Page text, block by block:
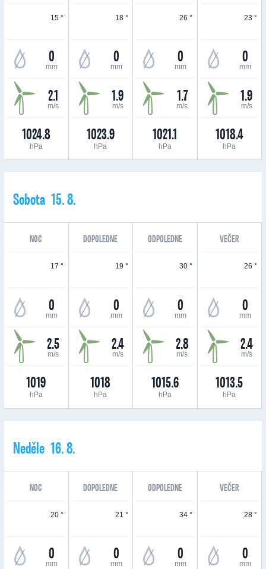
15 °
0
mm
2.1
m/s
1024.8
hPa
18 °
0
mm
1.9
m/s
1023.9
hPa
26 °
0
mm
1.7
m/s
1021.1
hPa
23 °
0
mm
1.9
m/s
1018.4
hPa
Sobota 15. 8.
NOC DOPOLEDNE ODPOLEDNE VEČER
17 °
0
mm
2.5
m/s
1019
hPa
19 °
0
mm
2.4
m/s
1018
hPa
30 °
0
mm
2.8
m/s
1015.6
hPa
26 °
0
mm
2.4
m/s
1013.5
hPa
Neděle 16. 8.
NOC DOPOLEDNE ODPOLEDNE VEČER
20 °
0
mm
21 °
0
mm
34 °
0
mm
28 °
0
mm